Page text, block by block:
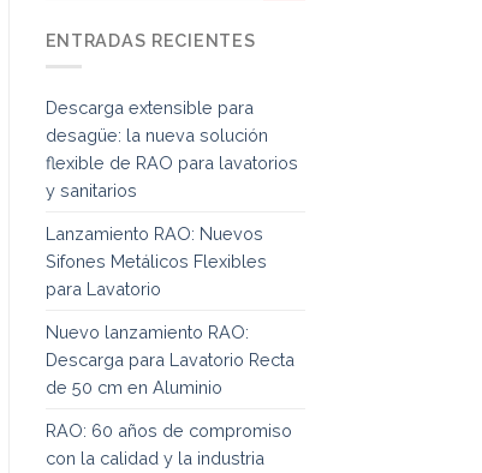
ENTRADAS RECIENTES
Descarga extensible para
desagüe: la nueva solución
flexible de RAO para lavatorios
y sanitarios
Lanzamiento RAO: Nuevos
Sifones Metálicos Flexibles
para Lavatorio
Nuevo lanzamiento RAO:
Descarga para Lavatorio Recta
de 50 cm en Aluminio
RAO: 60 años de compromiso
con la calidad y la industria